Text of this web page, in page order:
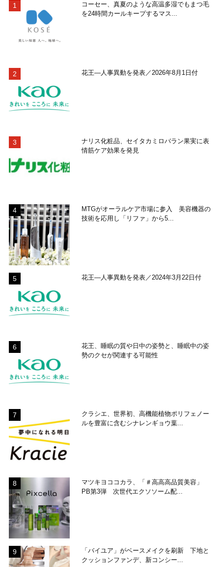
コーセー、真夏のような高温多湿でもまつ毛
を24時間カールキープするマス...
花王―人事異動を発表／2026年8月1日付
ナリス化粧品、セイタカミロバラン果実に表
情筋ケア効果を発見
MTGがオーラルケア市場に参入 美容機器の
技術を応用し「リファ」から5...
花王―人事異動を発表／2024年3月22日付
花王、睡眠の質や日中の姿勢と、睡眠中の姿
勢のクセが関連する可能性
クラシエ、世界初、高機能植物ポリフェノー
ルを豊富に含むシナレンギョウ葉...
マツキヨココカラ、「＃高高高品質美容」
PB第3弾 次世代エクソソーム配...
「バイユア」がベースメイクを刷新 下地と
クッションファンデ、新コンシー...